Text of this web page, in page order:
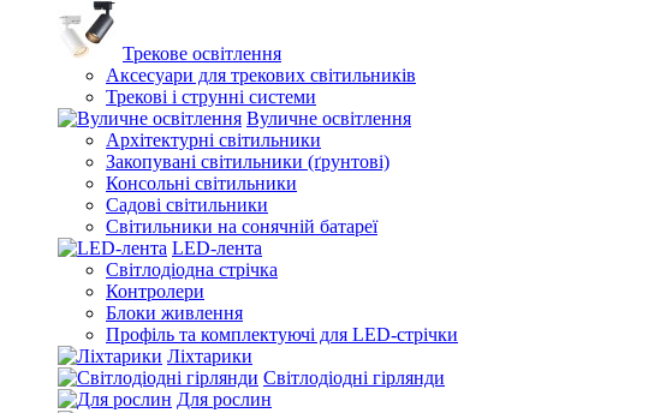
Трекове освітлення
Аксесуари для трекових світильників
Трекові і струнні системи
Вуличне освітлення
Архітектурні світильники
Закопувані світильники (ґрунтові)
Консольні світильники
Садові світильники
Світильники на сонячній батареї
LED-лента
Світлодіодна стрічка
Контролери
Блоки живлення
Профіль та комплектуючі для LED-стрічки
Ліхтарики
Світлодіодні гірлянди
Для рослин